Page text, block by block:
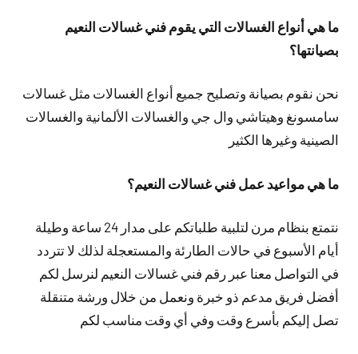
ما هي أنواع الغسالات التي يقوم فني غسالات النعيم
بصيانتها؟
نحن نقوم بصيانة وتصليح جميع أنواع الغسالات مثل غسالات
سامسونغ وهيتاشي وال جي والغسالات الألمانية والغسالات
الصينية وغيرها الكثير
ما هي مواعيد عمل فني غسالات النعيم؟
نتمتع بنظام مرن لتلبية طلباتكم على مدار 24 ساعة وطيلة
أيام الأسبوع في حالات الطارئة والمستعجلة لذلك لا تتردد
في التواصل معنا عبر رقم فني غسالات النعيم لنرسل لكم
أفضل فريق مدعم ذو خبرة ونعمل من خلال ورشة متنقلة
تصل إليكم بأسرع وقت وفي أي وقت مناسب لكم